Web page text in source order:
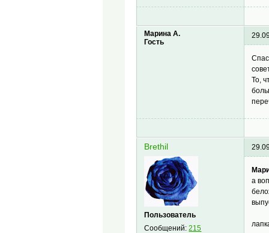
Марина А.
Гость
То,
Brethil
Пользователь
Сообщений:215
а